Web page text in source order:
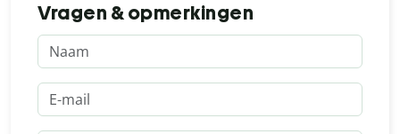
Vragen & opmerkingen